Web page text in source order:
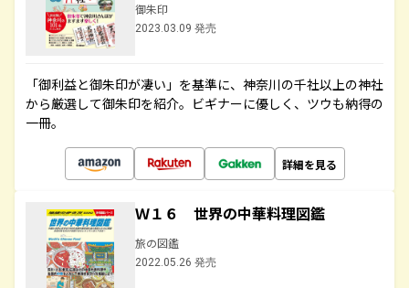
御朱印
2023.03.09 発売
「御利益と御朱印が凄い」を基準に、神奈川の千社以上の神社
から厳選して御朱印を紹介。ビギナーに優しく、ツウも納得の
一冊。
詳細を見る
Ｗ１６ 世界の中華料理図鑑
旅の図鑑
2022.05.26 発売